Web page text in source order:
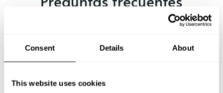
Consent Details About
This website uses cookies
Estas son las preguntas más frecuentes sobre Chef a